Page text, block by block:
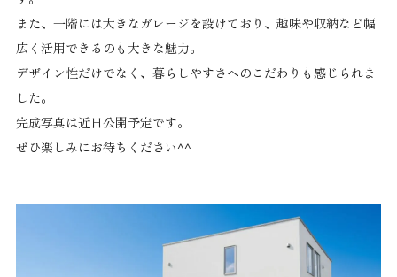
また、一階には大きなガレージを設けており、趣味や収納など幅
広く活用できるのも大きな魅力。
デザイン性だけでなく、暮らしやすさへのこだわりも感じられま
した。
完成写真は近日公開予定です。
ぜひ楽しみにお待ちください^^